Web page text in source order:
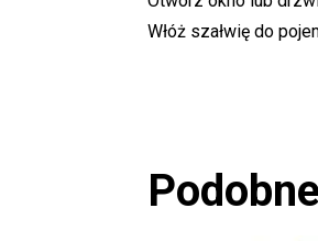
Włóż szałwię do